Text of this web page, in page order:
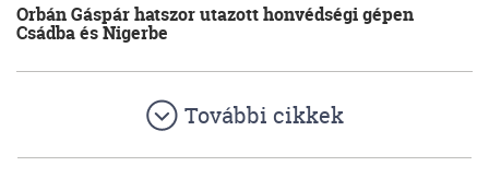
Orbán Gáspár hatszor utazott honvédségi gépen
Csádba és Nigerbe
További cikkek